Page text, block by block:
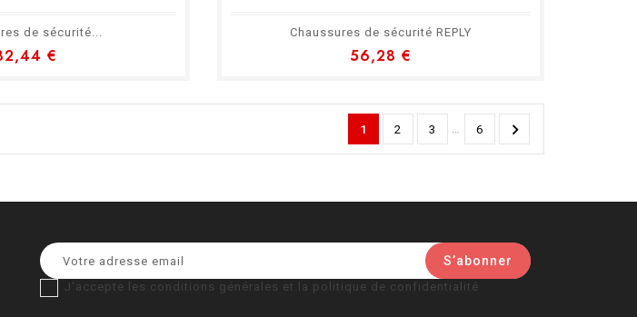
de sécurité...
€
Chaussures de sécurité REPLY
56,28 €
1 2 3 … 6 
J'accepte les conditions générales et la politique de confidentialité